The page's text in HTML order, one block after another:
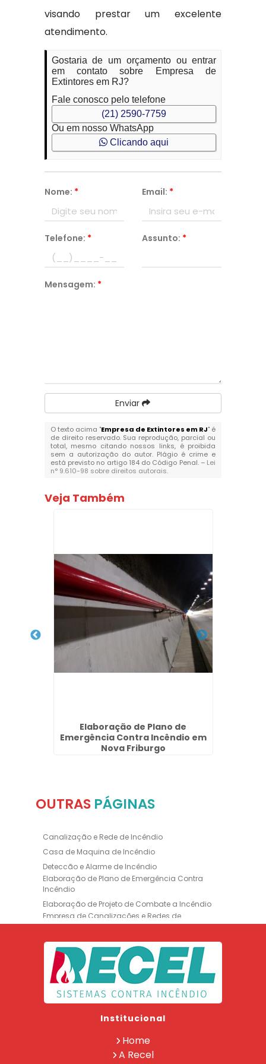
visando prestar um excelente
atendimento.
Gostaria de um orçamento ou entrar
em contato sobre Empresa de
Extintores em RJ?
Fale conosco pelo telefone
(21) 2590-7759
Ou em nosso WhatsApp
Clicando aqui
Nome: * Email: *
Telefone: * Assunto: *
Mensagem: *
Enviar
O texto acima "Empresa de Extintores em RJ" é
de direito reservado. Sua reprodução, parcial ou
total, mesmo citando nossos links, é proibida
sem a autorização do autor. Plágio é crime e
está previsto no artigo 184 do Código Penal. – Lei
n° 9.610-98 sobre direitos autorais.
Veja Também
Elaboração de Plano de
Emergência Contra Incêndio em
Nova Friburgo
OUTRAS PÁGINAS
Canalização e Rede de Incêndio
Casa de Maquina de Incêndio
Deteccão e Alarme de Incêndio
Elaboração de Plano de Emergência Contra
Incêndio
Elaboração de Projeto de Combate a Incêndio
Empresa de Canalizações e Redes de
Incêndio
Empresa de Extintores
Empresa de Formação de Brigada
Empresa de Instalação de Luminária de
Emergência
Empresa de Instalação de para Raio
Empresa de Manutenção de Extintores
Empresa de Projeto de Segurança Contra
Empresa de Recarga de Extintores
Institucional
Home
A Recel